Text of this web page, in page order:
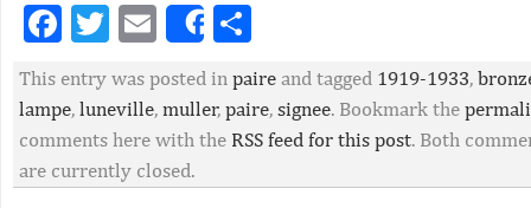
Facebook
Twitter
EmailShare
This entry was posted in paire and tagged 1919-1933,
lampe, luneville, muller, paire, signee. Bookmark the
comments here with the RSS feed for this post. Both
are currently closed.